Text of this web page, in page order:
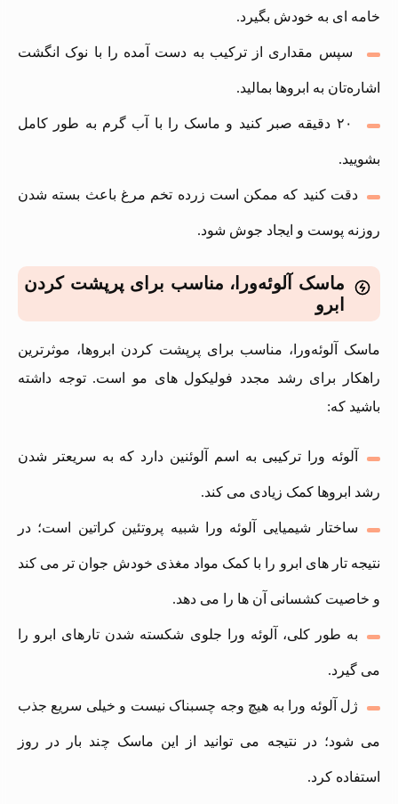
خامه‌ ای به خودش بگیرد.
سپس مقداری از ترکیب به دست آمده را با نوک انگشت
اشاره‌تان به ابروها بمالید.
۲۰ دقیقه صبر کنید و ماسک را با آب گرم به طور کامل
بشویید.
دقت کنید که ممکن است زرده تخم مرغ باعث بسته شدن
روزنه پوست و ایجاد جوش شود.
ماسک آلوئه‌ورا، مناسب برای پرپشت کردن
ابرو
ماسک آلوئه‌ورا، مناسب برای پرپشت کردن ابروها، موثرترین
راهکار برای رشد مجدد فولیکول های مو است. توجه داشته
باشید که:
آلوئه ورا ترکیبی به اسم آلوئنین دارد که به سریعتر شدن
رشد ابروها کمک زیادی می‌ کند.
ساختار شیمیایی آلوئه‌ ورا شبیه پروتئین کراتین است؛ در
نتیجه تار های ابرو را با کمک مواد مغذی خودش جوان‌ تر می‌ کند
و خاصیت کشسانی آن ها را می‌ دهد.
به طور کلی، آلوئه ورا جلوی شکسته شدن تارهای ابرو را
می‌ گیرد.
ژل آلوئه‌ ورا به هیچ وجه چسبناک نیست و خیلی سریع جذب
می‌ شود؛ در نتیجه می‌ توانید از این ماسک چند بار در روز
استفاده کرد.